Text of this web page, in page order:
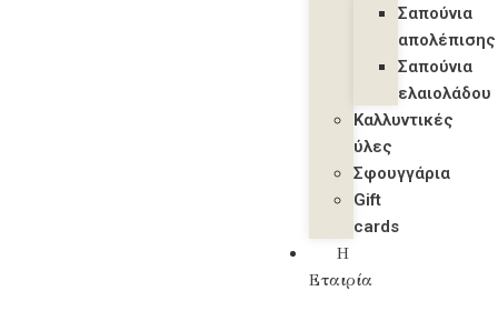
Σαπούνια
απολέπισης
Σαπούνια
ελαιολάδου
Καλλυντικές
ύλες
Σφουγγάρια
Gift
cards
Η
Εταιρία